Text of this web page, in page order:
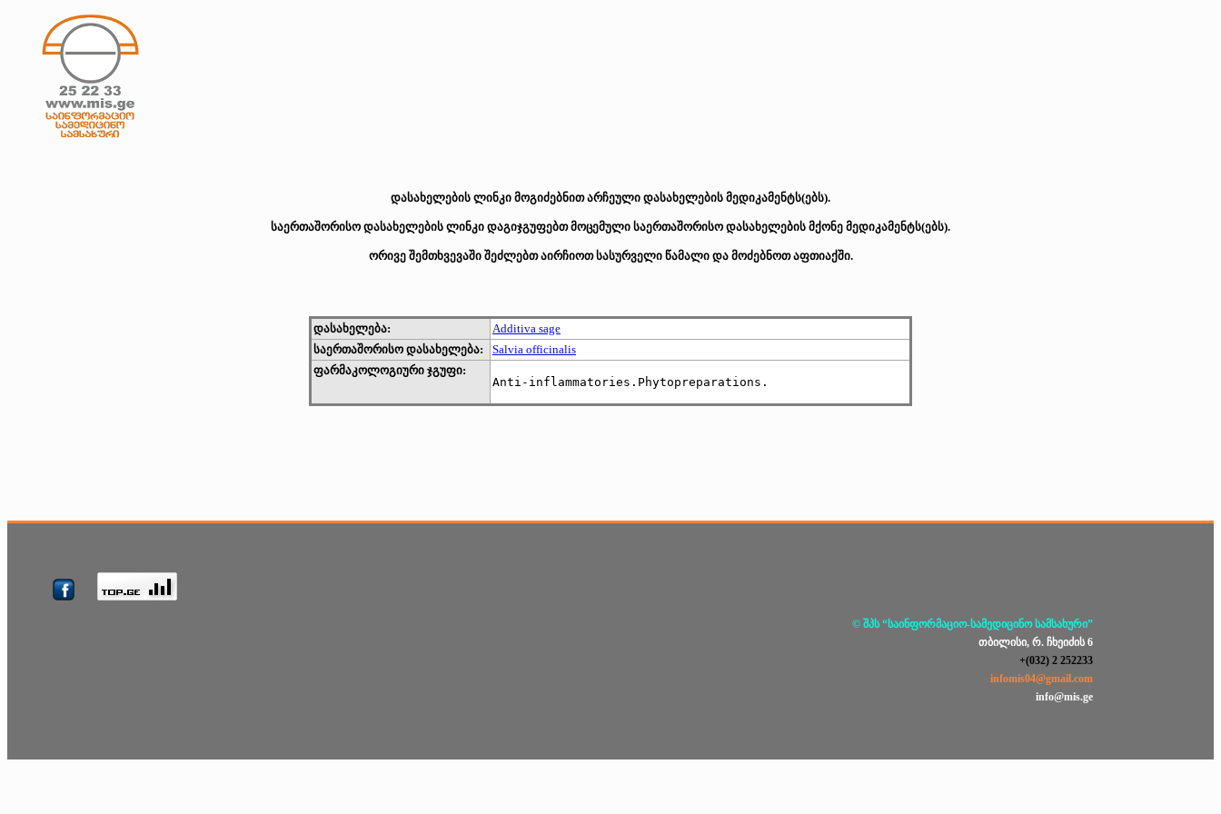
დასახელების ლინკი მოგიძებნით არჩეული დასახელების მედიკამენტს(ებს).
საერთაშორისო დასახელების ლინკი დაგიჯგუფებთ მოცემული საერთაშორისო დასახელების მქონე მედიკამენტს(ებს).
ორივე შემთხვევაში შეძლებთ აირჩიოთ სასურველი წამალი და მოძებნოთ აფთიაქში.
დასახელება:
Additiva sage
საერთაშორისო დასახელება:
Salvia officinalis
ფარმაკოლოგიური ჯგუფი:
Anti-inflammatories.Phytopreparations.
© შპს “საინფორმაციო-სამედიცინო სამსახური”
თბილისი, რ. ჩხეიძის 6
+(032) 2 252233
infomis04@gmail.com
info@mis.ge